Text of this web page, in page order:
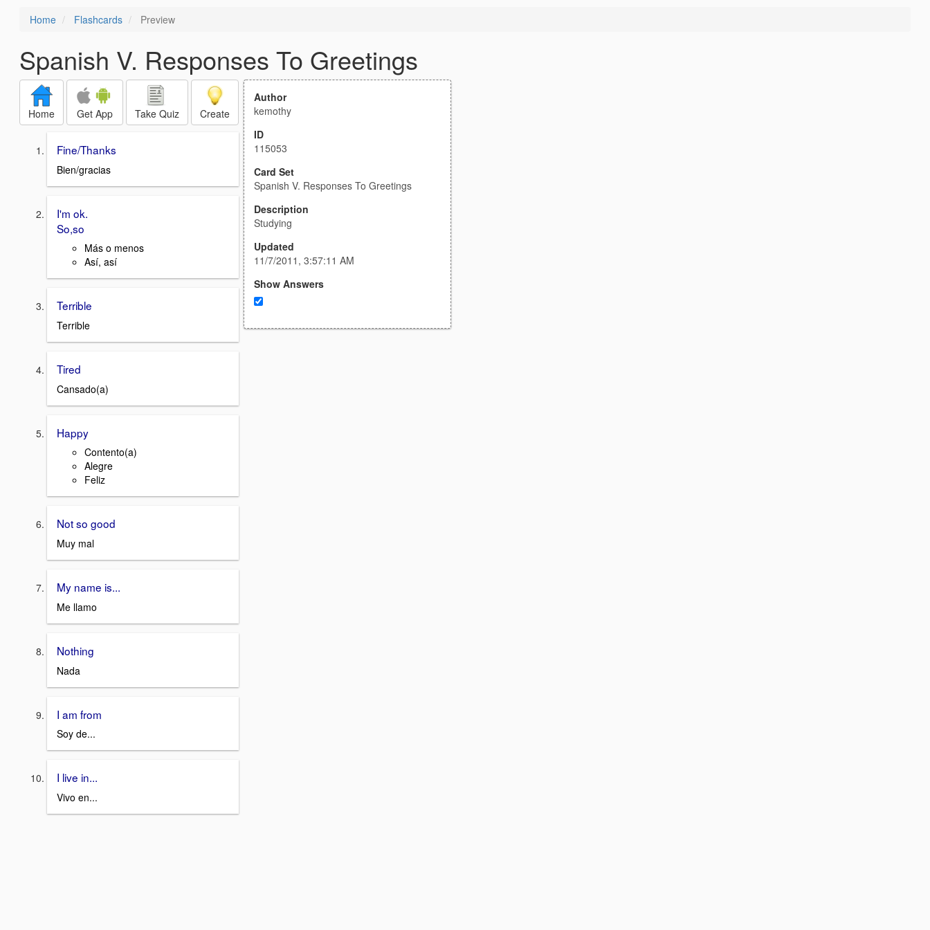
Home Flashcards Preview
Spanish V. Responses To Greetings
Home Get App Take Quiz Create
Fine/Thanks
Bien/gracias
I'm ok.
So,so
Más o menos
Así, así
Terrible
Terrible
Tired
Cansado(a)
Happy
Contento(a)
Alegre
Feliz
Not so good
Muy mal
My name is...
Me llamo
Nothing
Nada
I am from
Soy de...
I live in...
Vivo en...
Author
kemothy
ID
115053
Card Set
Spanish V. Responses To Greetings
Description
Studying
Updated
11/7/2011, 3:57:11 AM
Show Answers